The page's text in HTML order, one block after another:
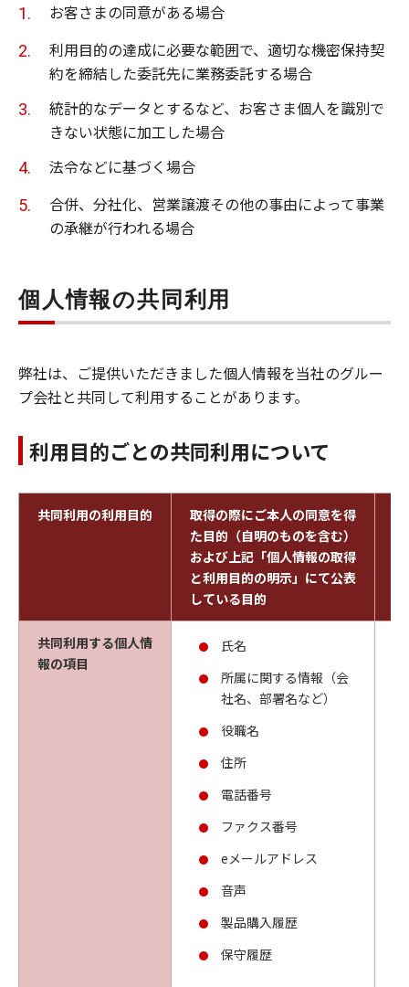
お客さまの同意がある場合
利用目的の達成に必要な範囲で、適切な機密保持契
約を締結した委託先に業務委託する場合
統計的なデータとするなど、お客さま個人を識別で
きない状態に加工した場合
法令などに基づく場合
合併、分社化、営業譲渡その他の事由によって事業
の承継が行われる場合
個人情報の共同利用
弊社は、ご提供いただきました個人情報を当社のグルー
プ会社と共同して利用することがあります。
利用目的ごとの共同利用について
共同利用の利用目的
取得の際にご本人の同意を得
た目的（自明のものを含む）
および上記「個人情報の取得
と利用目的の明示」にて公表
している目的
共同利用する個人情
報の項目
氏名
所属に関する情報（会
社名、部署名など）
役職名
住所
電話番号
ファクス番号
eメールアドレス
音声
製品購入履歴
保守履歴